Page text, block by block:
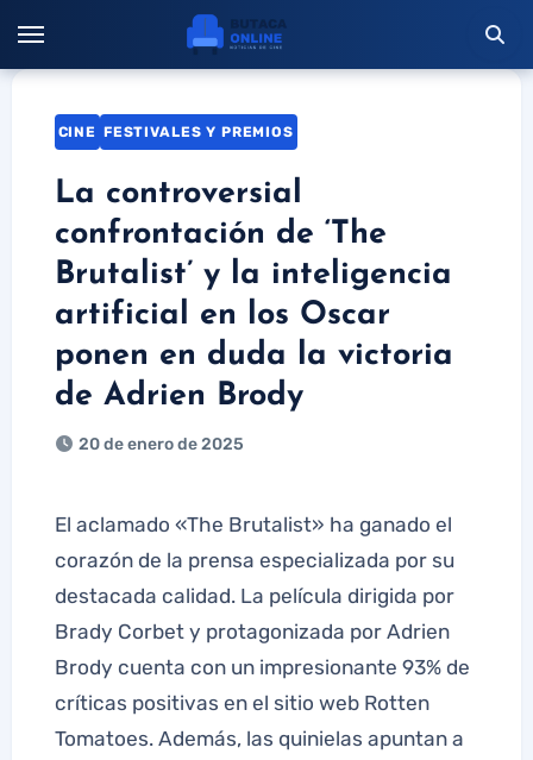
contenido
CINE FESTIVALES Y PREMIOS
La controversial
confrontación de ‘The
Brutalist’ y la inteligencia
artificial en los Oscar
ponen en duda la victoria
de Adrien Brody
20 de enero de 2025
El aclamado «The Brutalist» ha ganado el
corazón de la prensa especializada por su
destacada calidad. La película dirigida por
Brady Corbet y protagonizada por Adrien
Brody cuenta con un impresionante 93% de
críticas positivas en el sitio web Rotten
Tomatoes. Además, las quinielas apuntan a